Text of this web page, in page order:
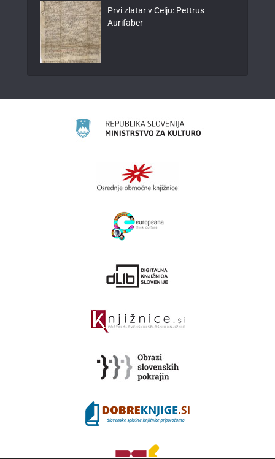
Prvi zlatar v Celju: Pettrus
Aurifaber